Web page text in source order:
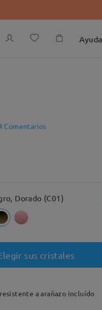
Ayuda
Comentarios
Dorado (C01)
sus cristales
a arañazo incluído